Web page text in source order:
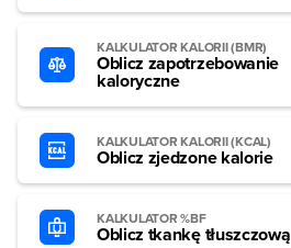
KALKULATOR KALORII (BMR)
Oblicz zapotrzebowanie
kaloryczne
KALKULATOR KALORII (KCAL)
Oblicz zjedzone kalorie
KALKULATOR %BF
Oblicz tkankę tłuszczową